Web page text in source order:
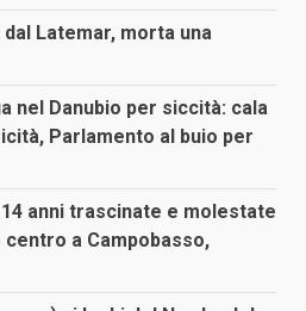
Latemar, morta una
nel Danubio per siccità: cala
Parlamento al buio per
anni trascinate e molestate
a Campobasso,